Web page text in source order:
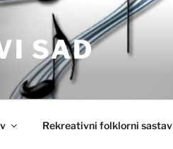
SAD
Rekreativni folklorni sastav